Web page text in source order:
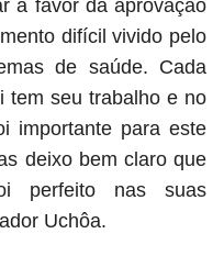
a favor da aprovação
difícil vivido pelo
de saúde. Cada
tem seu trabalho e no
importante para este
deixo bem claro que
perfeito nas suas
Uchôa.